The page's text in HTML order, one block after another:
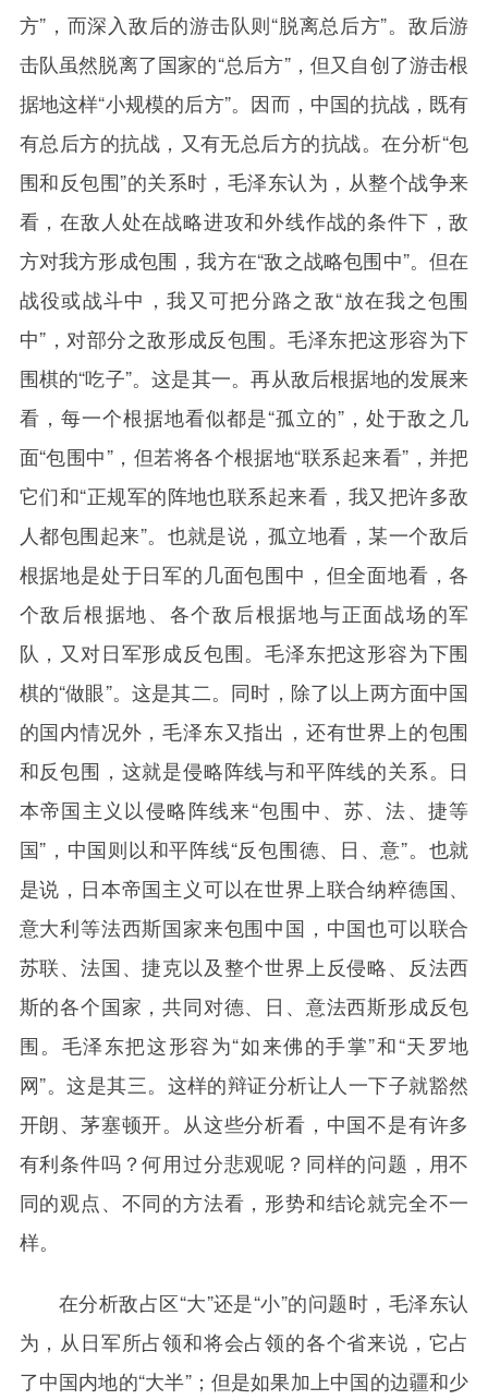
方”，而深入敌后的游击队则“脱离总后方”。敌后游
击队虽然脱离了国家的“总后方”，但又自创了游击根
据地这样“小规模的后方”。因而，中国的抗战，既有
有总后方的抗战，又有无总后方的抗战。在分析“包
围和反包围”的关系时，毛泽东认为，从整个战争来
看，在敌人处在战略进攻和外线作战的条件下，敌
方对我方形成包围，我方在“敌之战略包围中”。但在
战役或战斗中，我又可把分路之敌“放在我之包围
中”，对部分之敌形成反包围。毛泽东把这形容为下
围棋的“吃子”。这是其一。再从敌后根据地的发展来
看，每一个根据地看似都是“孤立的”，处于敌之几
面“包围中”，但若将各个根据地“联系起来看”，并把
它们和“正规军的阵地也联系起来看，我又把许多敌
人都包围起来”。也就是说，孤立地看，某一个敌后
根据地是处于日军的几面包围中，但全面地看，各
个敌后根据地、各个敌后根据地与正面战场的军
队，又对日军形成反包围。毛泽东把这形容为下围
棋的“做眼”。这是其二。同时，除了以上两方面中国
的国内情况外，毛泽东又指出，还有世界上的包围
和反包围，这就是侵略阵线与和平阵线的关系。日
本帝国主义以侵略阵线来“包围中、苏、法、捷等
国”，中国则以和平阵线“反包围德、日、意”。也就
是说，日本帝国主义可以在世界上联合纳粹德国、
意大利等法西斯国家来包围中国，中国也可以联合
苏联、法国、捷克以及整个世界上反侵略、反法西
斯的各个国家，共同对德、日、意法西斯形成反包
围。毛泽东把这形容为“如来佛的手掌”和“天罗地
网”。这是其三。这样的辩证分析让人一下子就豁然
开朗、茅塞顿开。从这些分析看，中国不是有许多
有利条件吗？何用过分悲观呢？同样的问题，用不
同的观点、不同的方法看，形势和结论就完全不一
样。
在分析敌占区“大”还是“小”的问题时，毛泽东认
为，从日军所占领和将会占领的各个省来说，它占
了中国内地的“大半”；但是如果加上中国的边疆和少